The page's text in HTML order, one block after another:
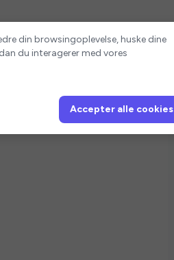
din browsingoplevelse, huske dine
du interagerer med vores
Accepter alle cookies